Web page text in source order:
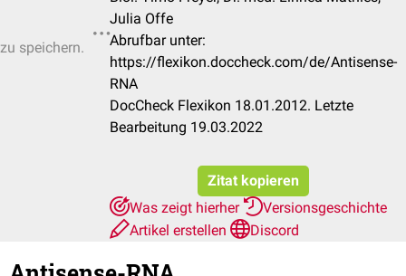
speichern.
Julia Offe
Abrufbar unter:
https://flexikon.doccheck.com/de/Antisense-
RNA
DocCheck Flexikon 18.01.2012. Letzte
Bearbeitung 19.03.2022
Zitat kopieren
Was zeigt hierher
Versionsgeschichte
Artikel erstellen
Discord